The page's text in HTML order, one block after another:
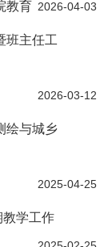
教育 2026-04-03
班主任工
2026-03-12
绘与城乡
2025-04-25
教学工作